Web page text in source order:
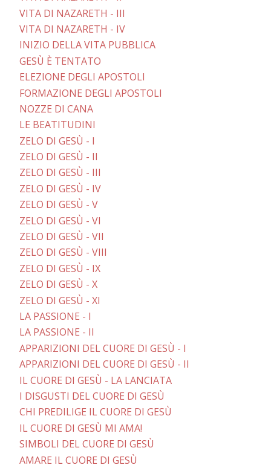
VITA DI NAZARETH - III
VITA DI NAZARETH - IV
INIZIO DELLA VITA PUBBLICA
GESÙ È TENTATO
ELEZIONE DEGLI APOSTOLI
FORMAZIONE DEGLI APOSTOLI
NOZZE DI CANA
LE BEATITUDINI
ZELO DI GESÙ - I
ZELO DI GESÙ - II
ZELO DI GESÙ - III
ZELO DI GESÙ - IV
ZELO DI GESÙ - V
ZELO DI GESÙ - VI
ZELO DI GESÙ - VII
ZELO DI GESÙ - VIII
ZELO DI GESÙ - IX
ZELO DI GESÙ - X
ZELO DI GESÙ - XI
LA PASSIONE - I
LA PASSIONE - II
APPARIZIONI DEL CUORE DI GESÙ - I
APPARIZIONI DEL CUORE DI GESÙ - II
IL CUORE DI GESÙ - LA LANCIATA
I DISGUSTI DEL CUORE DI GESÙ
CHI PREDILIGE IL CUORE DI GESÙ
IL CUORE DI GESÙ MI AMA!
SIMBOLI DEL CUORE DI GESÙ
AMARE IL CUORE DI GESÙ